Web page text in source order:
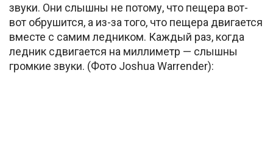
звуки. Они слышны не потому, что пещера вот-
вот обрушится, а из-за того, что пещера двигается
вместе с самим ледником. Каждый раз, когда
ледник сдвигается на миллиметр — слышны
громкие звуки. (Фото Joshua Warrender):